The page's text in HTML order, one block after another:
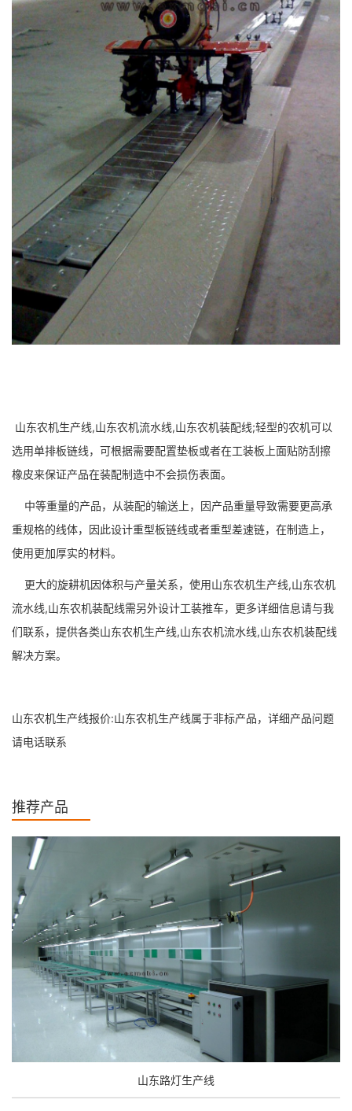
山东农机生产线,山东农机流水线,山东农机装配线;轻型的农机可以
选用单排板链线，可根据需要配置垫板或者在工装板上面贴防刮擦
橡皮来保证产品在装配制造中不会损伤表面。
中等重量的产品，从装配的输送上，因产品重量导致需要更高承
重规格的线体，因此设计重型板链线或者重型差速链，在制造上，
使用更加厚实的材料。
更大的旋耕机因体积与产量关系，使用山东农机生产线,山东农机
流水线,山东农机装配线需另外设计工装推车，更多详细信息请与我
们联系，提供各类山东农机生产线,山东农机流水线,山东农机装配线
解决方案。
山东农机生产线报价:山东农机生产线属于非标产品，详细产品问题
请电话联系
推荐产品
山东路灯生产线